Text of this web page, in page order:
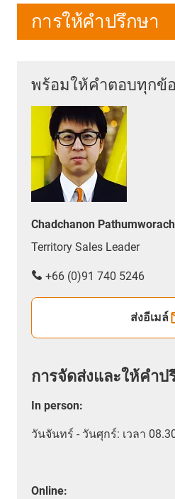
การให้คำปรึกษา
พร้อมให้คำตอบทุกข้
Chadchanon
Territory Sales Leader
+66 (0)91 740 5246
ส่งอีเมล์
การจัดส่งและให้คำป
In person:
วันจันทร์ - วันศุกร์: เวลา
Online: